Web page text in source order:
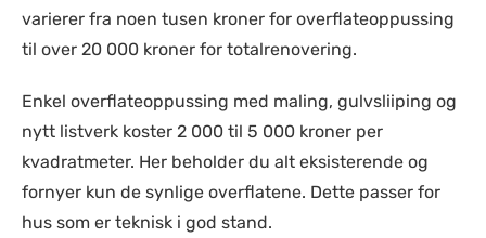
varierer fra noen tusen kroner for overflateoppussing
til over 20 000 kroner for totalrenovering.
Enkel overflateoppussing med maling, gulvsliiping og
nytt listverk koster 2 000 til 5 000 kroner per
kvadratmeter. Her beholder du alt eksisterende og
fornyer kun de synlige overflatene. Dette passer for
hus som er teknisk i god stand.